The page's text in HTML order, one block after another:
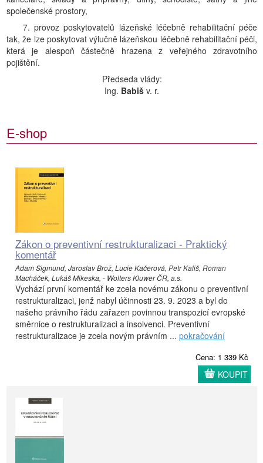
společenské prostory,
7. provoz poskytovatelů lázeňské léčebně rehabilitační péče
tak, že lze poskytovat výlučně lázeňskou léčebně rehabilitační péči,
která je alespoň částečně hrazena z veřejného zdravotního
pojištění.
Předseda vlády:
Ing. Babiš v. r.
E-shop
Zákon o preventivní restrukturalizaci - Praktický
komentář
Adam Sigmund, Jaroslav Brož, Lucie Kačerová, Petr Kališ, Roman
Macháček, Lukáš Mikeska, - Wolters Kluwer ČR, a.s.
Vychází první komentář ke zcela novému zákonu o preventivní
restrukturalizaci, jenž nabyl účinnosti 23. 9. 2023 a byl do
našeho právního řádu zařazen povinnou transpozicí evropské
směrnice o restrukturalizaci a insolvenci. Preventivní
restrukturalizace je zcela novým právním ... pokračování
Cena: 1 339 Kč
KOUPIT